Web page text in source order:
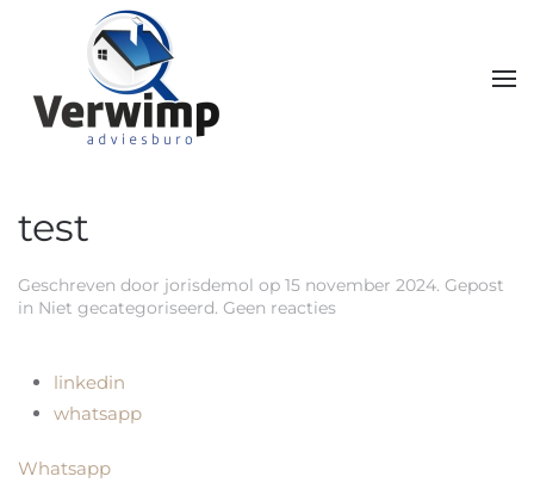
Skip to main content
test
Geschreven door jorisdemol op 15 november 2024. Gepost
in Niet gecategoriseerd. Geen reactiesop
linkedin
whatsapp
Whatsapp